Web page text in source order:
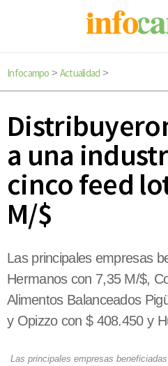
Infocampo > Actualidad >
a una
cinco feed
M/$
Las principales empresas
Hermanos con 7,35 M/$,
Alimentos Balanceados
y Opizzo con $ 408.450 y
Las principales empresas